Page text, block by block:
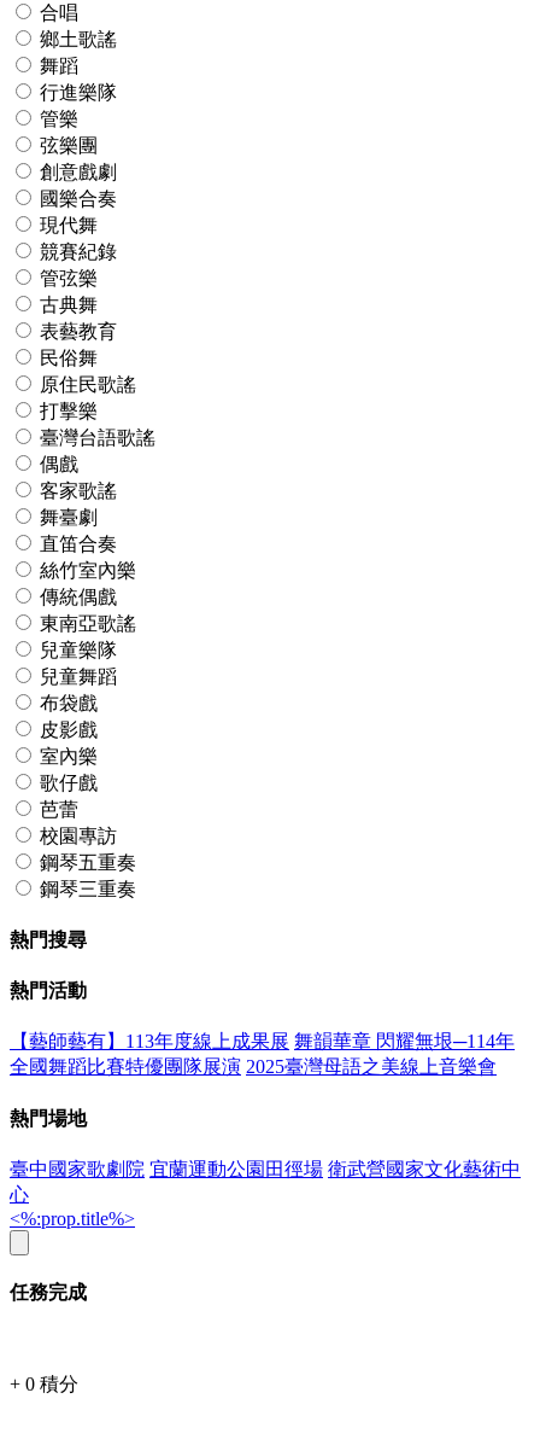
合唱
鄉土歌謠
舞蹈
行進樂隊
管樂
弦樂團
創意戲劇
國樂合奏
現代舞
競賽紀錄
管弦樂
古典舞
表藝教育
民俗舞
原住民歌謠
打擊樂
臺灣台語歌謠
偶戲
客家歌謠
舞臺劇
直笛合奏
絲竹室內樂
傳統偶戲
東南亞歌謠
兒童樂隊
兒童舞蹈
布袋戲
皮影戲
室內樂
歌仔戲
芭蕾
校園專訪
鋼琴五重奏
鋼琴三重奏
熱門搜尋
熱門活動
【藝師藝有】113年度線上成果展 舞韻華章 閃耀無垠─114年
全國舞蹈比賽特優團隊展演 2025臺灣母語之美線上音樂會
熱門場地
臺中國家歌劇院 宜蘭運動公園田徑場 衛武營國家文化藝術中
心
<%:prop.title%>
任務完成
+ 0 積分